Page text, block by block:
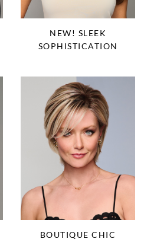
NEW! SLEEK
SOPHISTICATION
BOUTIQUE CHIC